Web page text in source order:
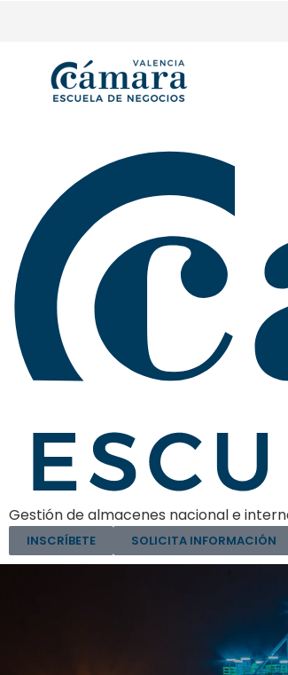
Gestión de almacenes nacional e
INSCRÍBETE SOLICITA INFORMACIÓN